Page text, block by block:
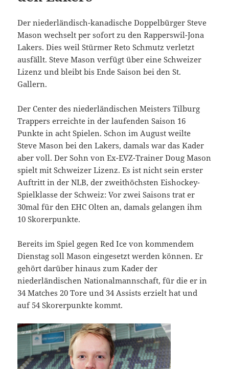
Der niederländisch-kanadische Doppelbürger Steve
Mason wechselt per sofort zu den Rapperswil-Jona
Lakers. Dies weil Stürmer Reto Schmutz verletzt
ausfällt. Steve Mason verfügt über eine Schweizer
Lizenz und bleibt bis Ende Saison bei den St.
Gallern.
Der Center des niederländischen Meisters Tilburg
Trappers erreichte in der laufenden Saison 16
Punkte in acht Spielen. Schon im August weilte
Steve Mason bei den Lakers, damals war das Kader
aber voll. Der Sohn von Ex-EVZ-Trainer Doug Mason
spielt mit Schweizer Lizenz. Es ist nicht sein erster
Auftritt in der NLB, der zweithöchsten Eishockey-
Spielklasse der Schweiz: Vor zwei Saisons trat er
30mal für den EHC Olten an, damals gelangen ihm
10 Skorerpunkte.
Bereits im Spiel gegen Red Ice von kommendem
Dienstag soll Mason eingesetzt werden können. Er
gehört darüber hinaus zum Kader der
niederländischen Nationalmannschaft, für die er in
34 Matches 20 Tore und 34 Assists erzielt hat und
auf 54 Skorerpunkte kommt.